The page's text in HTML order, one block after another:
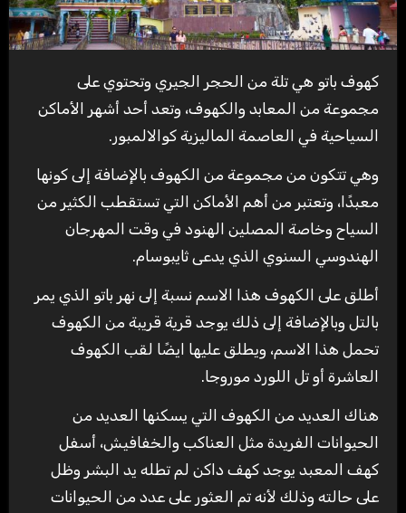
كهوف باتو هي تلة من الحجر الجيري وتحتوي على
مجموعة من المعابد والكهوف، وتعد أحد أشهر الأماكن
السياحية في العاصمة الماليزية كوالالمبور.
وهي تتكون من مجموعة من الكهوف بالإضافة إلى كونها
معبدًا، وتعتبر من أهم الأماكن التي تستقطب الكثير من
السياح وخاصة المصلين الهنود في وقت المهرجان
الهندوسي السنوي الذي يدعى ثايبوسام.
أطلق على الكهوف هذا الاسم نسبة إلى نهر باتو الذي يمر
بالتل وبالإضافة إلى ذلك يوجد قرية قريبة من الكهوف
تحمل هذا الاسم، ويطلق عليها ايضًا لقب الكهوف
العاشرة أو تل اللورد موروجا.
هناك العديد من الكهوف التي يسكنها العديد من
الحيوانات الفريدة مثل العناكب والخفافيش، أسفل
كهف المعبد يوجد كهف داكن لم تطله يد البشر وظل
على حالته وذلك لأنه تم العثور على عدد من الحيوانات